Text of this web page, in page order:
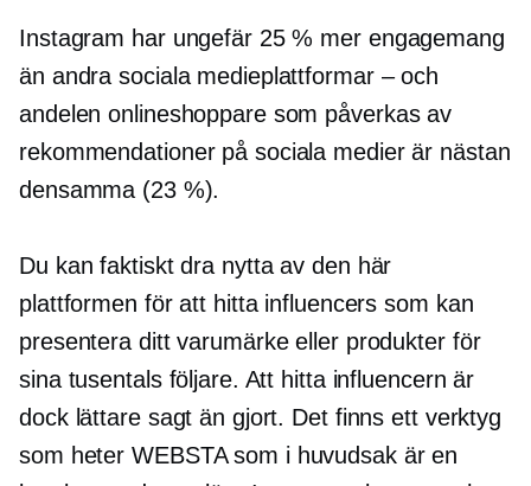
Instagram har ungefär 25 % mer engagemang
än andra sociala medieplattformar – och
andelen onlineshoppare som påverkas av
rekommendationer på sociala medier är nästan
densamma (23 %).
Du kan faktiskt dra nytta av den här
plattformen för att hitta influencers som kan
presentera ditt varumärke eller produkter för
sina tusentals följare. Att hitta influencern är
dock lättare sagt än gjort. Det finns ett verktyg
som heter WEBSTA som i huvudsak är en